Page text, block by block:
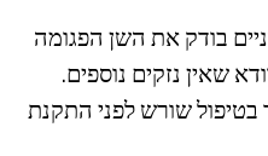
בודק את השן הפגומה
שאין נזקים נוספים.
שורש לפני התקנת